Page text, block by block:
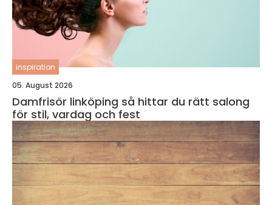
inspiration
05. August 2026
Damfrisör linköping så hittar du rätt salong
för stil, vardag och fest